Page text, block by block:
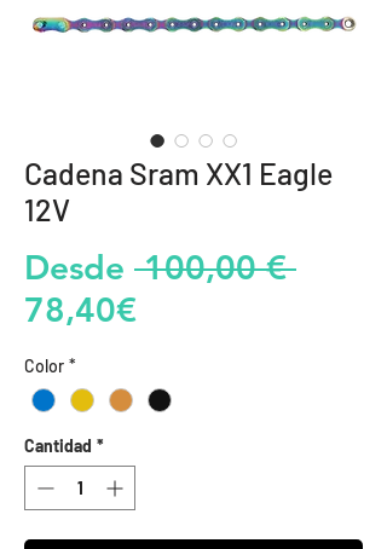
Cadena Sram XX1 Eagle
12V
Desde 100,00 € Precio
78,40€Precio
oferta
Color *
Cantidad *